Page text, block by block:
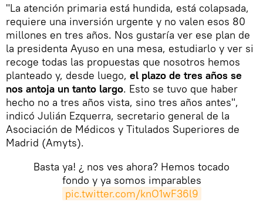
"La atención primaria está hundida, está colapsada,
requiere una inversión urgente y no valen esos 80
millones en tres años. Nos gustaría ver ese plan de
la presidenta Ayuso en una mesa, estudiarlo y ver si
recoge todas las propuestas que nosotros hemos
planteado y, desde luego, el plazo de tres años se
nos antoja un tanto largo. Esto se tuvo que haber
hecho no a tres años vista, sino tres años antes",
indicó Julián Ezquerra, secretario general de la
Asociación de Médicos y Titulados Superiores de
Madrid (Amyts).
Basta ya! ¿ nos ves ahora? Hemos tocado
fondo y ya somos imparables
pic.twitter.com/knO1wF36l9